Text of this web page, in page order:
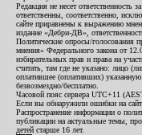
Редакция не несет ответственность
ответственны, соответственно,
сайте приравнены к выражению
издание «Дебри-ДВ»,
Политические опросы/голосования
мнения» Федерального закона от
избирательных прав и права на
считать, там где не указано: лицо
оплатившее (оплативших)
безвозмездно/бесплатно.
Часовой пояс сервера UTC+11
Если вы обнаружили ошибки на
Распространение информации о
публикации на актуальные темы,
детей старше 16 лет.